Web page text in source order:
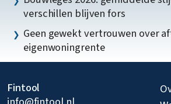
verschillen blijven fors
Geen gewekt vertrouwen over
eigenwoningrente
Fintool